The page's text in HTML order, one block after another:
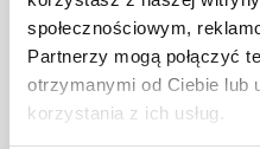
społecznościowym,
Partnerzy mogą połączyć
otrzymanymi od Ciebie lub
korzystania z ich usług.